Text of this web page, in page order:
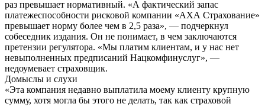
раз превышает нормативный. «А фактический запас
платежеспособности рисковой компании «АХА Страхование»
превышает норму более чем в 2,5 раза», — подчеркнул
собеседник издания. Он не понимает, в чем заключаются
претензии регулятора. «Мы платим клиентам, и у нас нет
невыполненных предписаний Нацкомфинуслуг», —
недоумевает страховщик.
Домыслы и слухи
«Эта компания недавно выплатила моему клиенту крупную
сумму, хотя могла бы этого не делать, так как страховой